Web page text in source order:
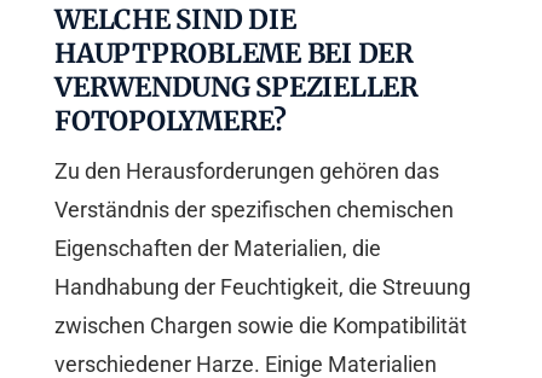
WELCHE SIND DIE
HAUPTPROBLEME BEI DER
VERWENDUNG SPEZIELLER
FOTOPOLYMERE?
Zu den Herausforderungen gehören das
Verständnis der spezifischen chemischen
Eigenschaften der Materialien, die
Handhabung der Feuchtigkeit, die Streuung
zwischen Chargen sowie die Kompatibilität
verschiedener Harze. Einige Materialien